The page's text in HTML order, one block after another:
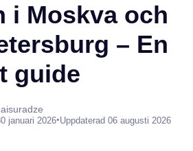
i Moskva och
– En
guide
januari 2026•Uppdaterad 06 augusti 2026